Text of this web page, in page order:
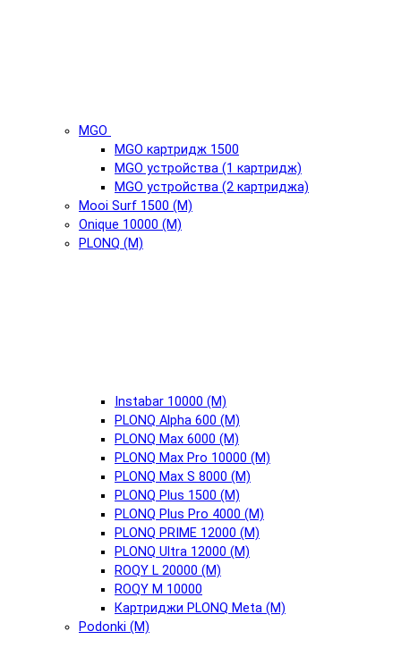
MGO
MGO картридж 1500
MGO устройства (1 картридж)
MGO устройства (2 картриджа)
Mooi Surf 1500 (М)
Onique 10000 (М)
PLONQ (М)
Instabar 10000 (М)
PLONQ Alpha 600 (М)
PLONQ Max 6000 (М)
PLONQ Max Pro 10000 (М)
PLONQ Max S 8000 (М)
PLONQ Plus 1500 (М)
PLONQ Plus Pro 4000 (М)
PLONQ PRIME 12000 (М)
PLONQ Ultra 12000 (М)
ROQY L 20000 (М)
ROQY M 10000
Картриджи PLONQ Meta (М)
Podonki (М)